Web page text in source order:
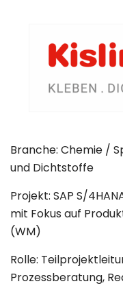
Branche: Chemie /
und Dichtstoffe
Projekt: SAP S/
mit Fokus auf
(WM)
Rolle:
Prozessberatung,